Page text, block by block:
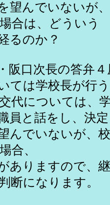
んでいないが、
合は、どういう
のか？
阪口次長の答弁
ては学校長が行
代については、
話をし、決定
でいないが、
合、
ありますので、
断になります。